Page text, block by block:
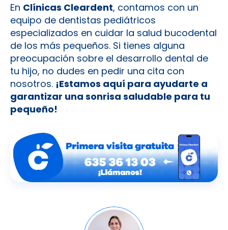
En Clínicas Cleardent, contamos con un
equipo de dentistas pediátricos
especializados en cuidar la salud bucodental
de los más pequeños. Si tienes alguna
preocupación sobre el desarrollo dental de
tu hijo, no dudes en pedir una cita con
nosotros. ¡Estamos aquí para ayudarte a
garantizar una sonrisa saludable para tu
pequeño!